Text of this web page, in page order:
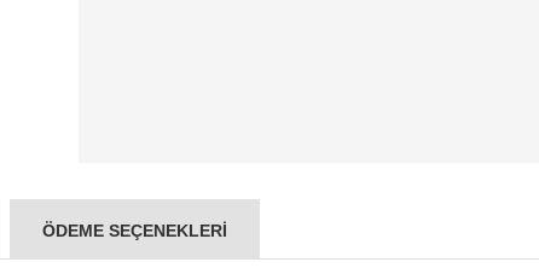
ÖDEME SEÇENEKLERI